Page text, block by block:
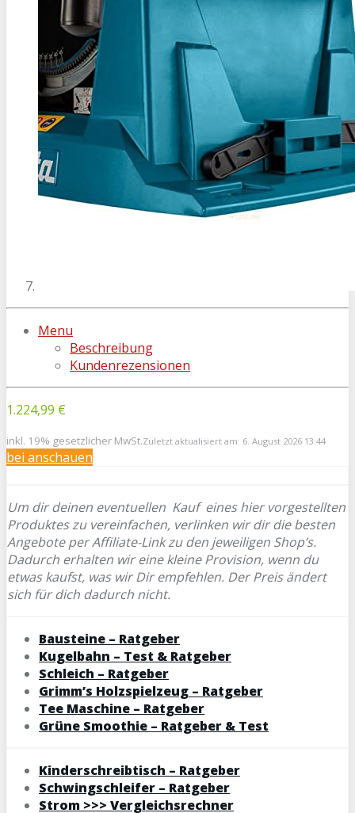
Menu
Beschreibung
Kundenrezensionen
1.224,99 €
inkl. 19% gesetzlicher MwSt.Zuletzt aktualisiert am: 6. August 2026 13:44
bei anschauen
Um dir deinen eventuellen Kauf eines hier vorgestellten
Produktes zu vereinfachen, verlinken wir dir die besten
Angebote per Affiliate-Link zu den jeweiligen Shop’s.
Dadurch erhalten wir eine kleine Provision, wenn du
etwas kaufst, was wir Dir empfehlen. Der Preis ändert
sich für dich dadurch nicht.
Bausteine – Ratgeber
Kugelbahn – Test & Ratgeber
Schleich – Ratgeber
Grimm’s Holzspielzeug – Ratgeber
Tee Maschine – Ratgeber
Grüne Smoothie – Ratgeber & Test
Kinderschreibtisch – Ratgeber
Schwingschleifer – Ratgeber
Strom >>> Vergleichsrechner